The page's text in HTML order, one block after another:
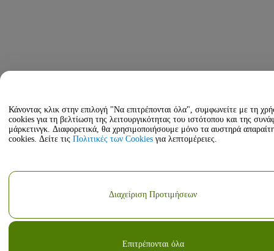
Κάνοντας κλικ στην επιλογή "Να επιτρέπονται όλα", συμφωνείτε με τη
cookies για τη βελτίωση της λειτουργικότητας του ιστότοπου και της
μάρκετινγκ. Διαφορετικά, θα χρησιμοποιήσουμε μόνο τα αυστηρά
cookies. Δείτε τις Πολιτικές των Cookies για λεπτομέρειες.
Επιτρέπονται όλα
Διαχείριση Προτιμήσεων